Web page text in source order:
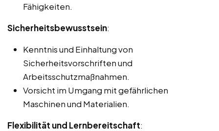
Fähigkeiten.
Sicherheitsbewusstsein:
Kenntnis und Einhaltung von
Sicherheitsvorschriften und
Arbeitsschutzmaßnahmen.
Vorsicht im Umgang mit gefährlichen
Maschinen und Materialien.
Flexibilität und Lernbereitschaft: